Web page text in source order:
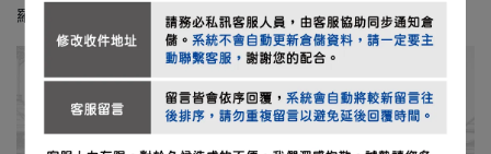
羅紋：90％聚酯纖維 10％彈性纖維